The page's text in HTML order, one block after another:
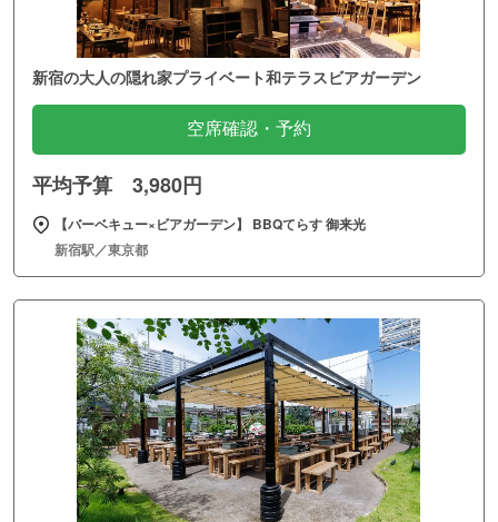
新宿の大人の隠れ家プライベート和テラスビアガーデン
空席確認・予約
平均予算 3,980円
【バーベキュー×ビアガーデン】 BBQてらす 御来光
新宿駅／東京都